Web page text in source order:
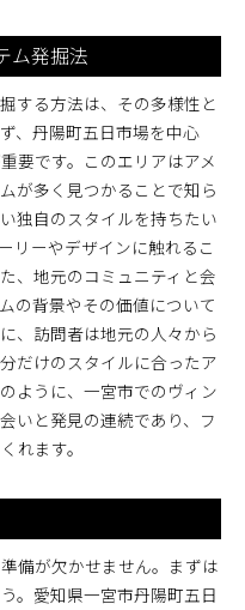
ム発掘法
する方法は、その多様性と
、丹陽町五日市場を中心
要です。このエリアはアメ
が多く見つかることで知ら
独自のスタイルを持ちたい
リーやデザインに触れるこ
、地元のコミュニティと会
の背景やその価値について
、訪問者は地元の人々から
だけのスタイルに合ったア
ように、一宮市でのヴィン
いと発見の連続であり、フ
れます。
備が欠かせません。まずは
。愛知県一宮市丹陽町五日